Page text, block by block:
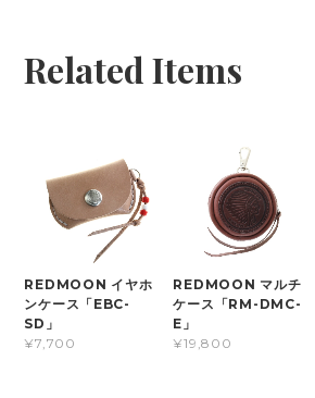
Related Items
REDMOON イヤホ
ンケース「EBC-
SD」
¥7,700
REDMOON マルチ
ケース「RM-DMC-
E」
¥19,800